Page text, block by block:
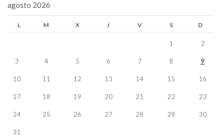
agosto 2026
L M X J V S D
1 2
3 4 5 6 7 8 9
10 11 12 13 14 15 16
17 18 19 20 21 22 23
24 25 26 27 28 29 30
31